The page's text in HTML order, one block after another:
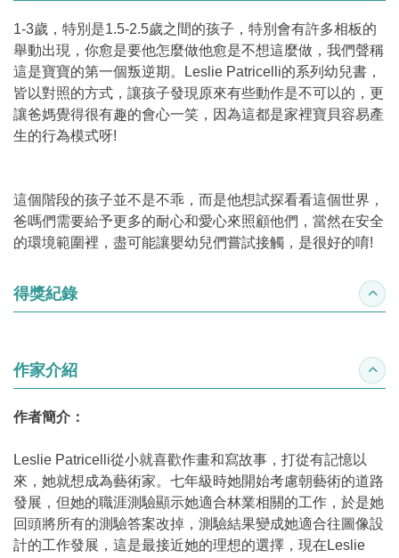
1-3歲，特別是1.5-2.5歲之間的孩子，特別會有許多相板的
舉動出現，你愈是要他怎麼做他愈是不想這麼做，我們聲稱
這是寶寶的第一個叛逆期。Leslie Patricelli的系列幼兒書，
皆以對照的方式，讓孩子發現原來有些動作是不可以的，更
讓爸媽覺得很有趣的會心一笑，因為這都是家裡寶貝容易產
生的行為模式呀!
這個階段的孩子並不是不乖，而是他想試探看看這個世界，
爸嗎們需要給予更多的耐心和愛心來照顧他們，當然在安全
的環境範圍裡，盡可能讓嬰幼兒們嘗試接觸，是很好的唷!
得獎紀錄 收合
作家介紹 收合
作者簡介：
Leslie Patricelli從小就喜歡作畫和寫故事，打從有記憶以
來，她就想成為藝術家。七年級時她開始考慮朝藝術的道路
發展，但她的職涯測驗顯示她適合林業相關的工作，於是她
回頭將所有的測驗答案改掉，測驗結果變成她適合往圖像設
計的工作發展，這是最接近她的理想的選擇，現在Leslie